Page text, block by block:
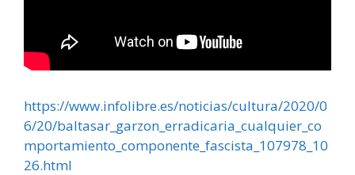
https://www.infolibre.es/noticias/cultura/2020/0
6/20/baltasar_garzon_erradicaria_cualquier_co
mportamiento_componente_fascista_107978_10
26.html